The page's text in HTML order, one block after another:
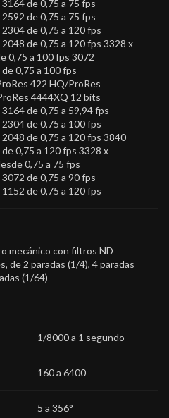
de 0,75 a 75 fps
de 0,75 a 75 fps
de 0,75 a 120 fps
de 0,75 a 120 fps 3328 x
0,75 a 100 fps 3072
0,75 a 100 fps
422 HQ/ProRes
4444XQ 12 bits
de 0,75 a 59,94 fps
de 0,75 a 100 fps
de 0,75 a 120 fps 3840
0,75 a 120 fps 3328 x
0,75 a 75 fps
de 0,75 a 90 fps
de 0,75 a 120 fps
mecánico con filtros ND
de 2 paradas (1/4), 4 paradas
(1/64)
1/8000 a 1 segundo
160 a 6400
5 a 356°